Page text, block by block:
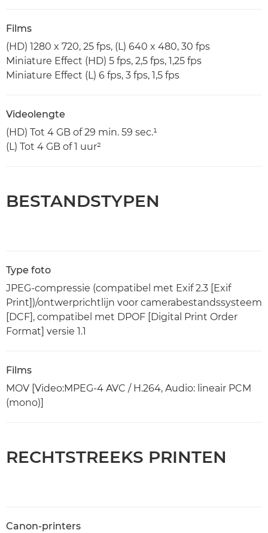
Films
(HD) 1280 x 720, 25 fps, (L) 640 x 480, 30 fps
Miniature Effect (HD) 5 fps, 2,5 fps, 1,25 fps
Miniature Effect (L) 6 fps, 3 fps, 1,5 fps
Videolengte
(HD) Tot 4 GB of 29 min. 59 sec.¹
(L) Tot 4 GB of 1 uur²
BESTANDSTYPEN
Type foto
JPEG-compressie (compatibel met Exif 2.3 [Exif
Print])/ontwerprichtlijn voor camerabestandssysteem
[DCF], compatibel met DPOF [Digital Print Order
Format] versie 1.1
Films
MOV [Video:MPEG-4 AVC / H.264, Audio: lineair PCM
(mono)]
RECHTSTREEKS PRINTEN
Canon-printers